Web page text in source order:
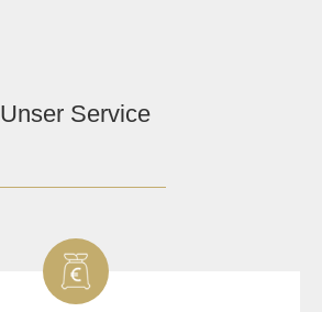
Unser Service